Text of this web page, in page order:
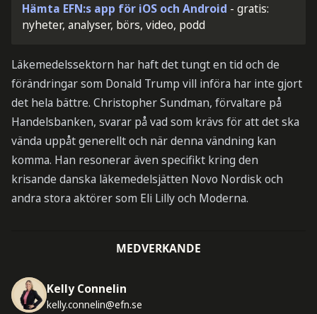
Hämta EFN:s app för iOS och Android - gratis:
nyheter, analyser, börs, video, podd
Läkemedelssektorn har haft det tungt en tid och de
förändringar som Donald Trump vill införa har inte gjort
det hela bättre. Christopher Sundman, förvaltare på
Handelsbanken, svarar på vad som krävs för att det ska
vända uppåt generellt och när denna vändning kan
komma. Han resonerar även specifikt kring den
krisande danska läkemedelsjätten Novo Nordisk och
andra stora aktörer som Eli Lilly och Moderna.
MEDVERKANDE
Kelly Connelin
kelly.connelin@efn.se